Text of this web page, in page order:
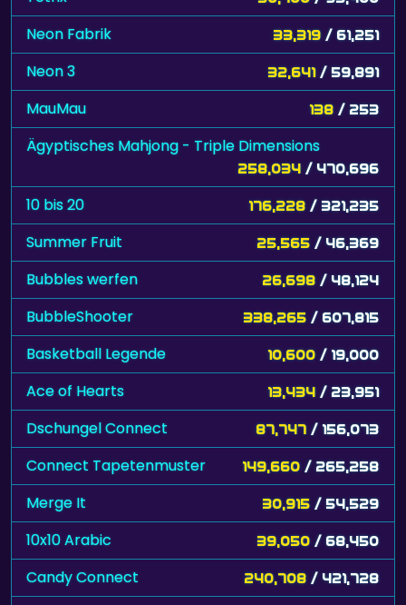
Neon Fabrik 33,319 / 61,251
Neon 3 32,641 / 59,891
MauMau 138 / 253
Ägyptisches Mahjong - Triple Dimensions
258,034 / 470,696
10 bis 20 176,228 / 321,235
Summer Fruit 25,565 / 46,369
Bubbles werfen 26,698 / 48,124
BubbleShooter 338,265 / 607,815
Basketball Legende 10,600 / 19,000
Ace of Hearts 13,434 / 23,951
Dschungel Connect 87,747 / 156,073
Connect Tapetenmuster 149,660 / 265,258
Merge It 30,915 / 54,529
10x10 Arabic 39,050 / 68,450
Candy Connect 240,708 / 421,728